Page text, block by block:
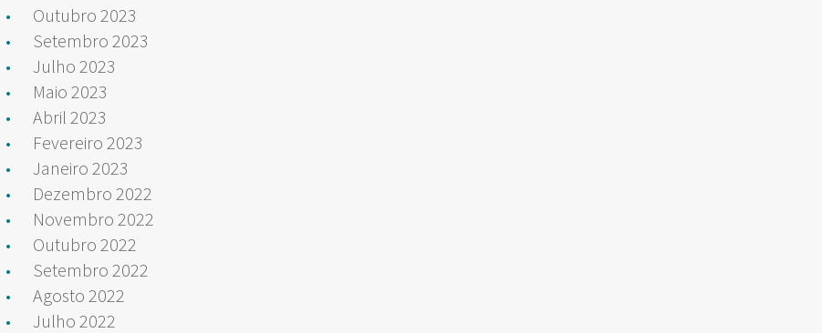
Outubro 2023
Setembro 2023
Julho 2023
Maio 2023
Abril 2023
Fevereiro 2023
Janeiro 2023
Dezembro 2022
Novembro 2022
Outubro 2022
Setembro 2022
Agosto 2022
Julho 2022